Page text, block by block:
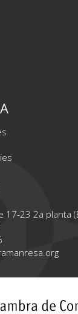
17-23 2a planta